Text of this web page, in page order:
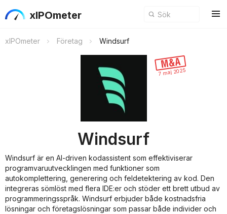
xIPOmeter
xIPOmeter Företag Windsurf
7 maj 2025
Windsurf
Windsurf är en AI-driven kodassistent som effektiviserar
programvaruutvecklingen med funktioner som
autokomplettering, generering och feldetektering av kod. Den
integreras sömlöst med flera IDE:er och stöder ett brett utbud av
programmeringsspråk. Windsurf erbjuder både kostnadsfria
lösningar och företagslösningar som passar både individer och